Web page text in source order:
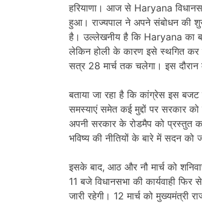
हरियाणा। आज से Haryana
हुआ। राज्यपाल ने अपने संबोधन की
है। उल्लेखनीय है कि Haryana का
लेकिन होली के कारण इसे स्थगित कर
सत्र 28 मार्च तक चलेगा। इस दौरान
बताया जा रहा है कि कांग्रेस इस बजट
समस्याएं समेत कई मुद्दों पर सरकार
अपनी सरकार के रोडमैप को प्रस्तुत
भविष्य की नीतियों के बारे में सदन को
इसके बाद, आठ और नौ मार्च को
11 बजे विधानसभा की कार्यवाही फिर
जारी रहेगी। 12 मार्च को मुख्यमंत्री